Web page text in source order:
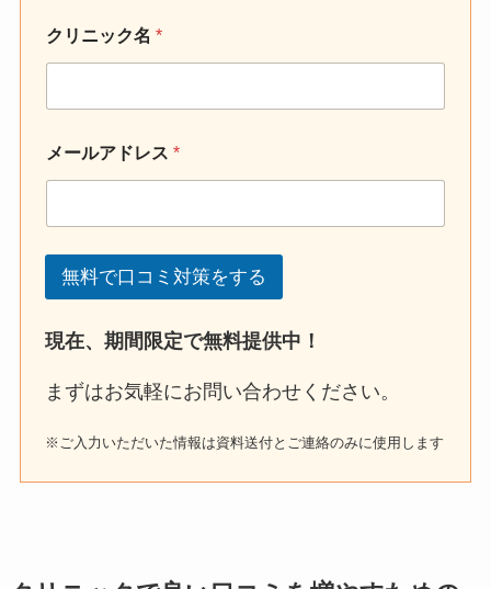
クリニック名*
メールアドレス*
無料で口コミ対策をする
現在、期間限定で無料提供中！
まずはお気軽にお問い合わせください。
※ご入力いただいた情報は資料送付とご連絡のみに使用します